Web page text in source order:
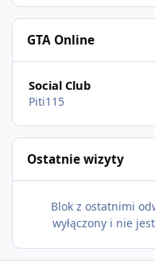
GTA Online
Social Club
Piti115
Ostatnie wizyty
Blok z ostatnimi
wyłączony i nie